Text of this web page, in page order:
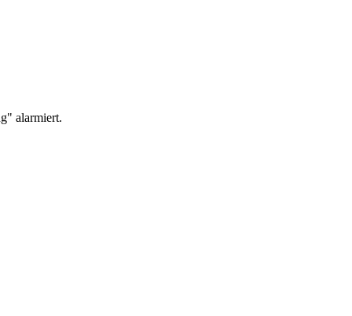
alarmiert.